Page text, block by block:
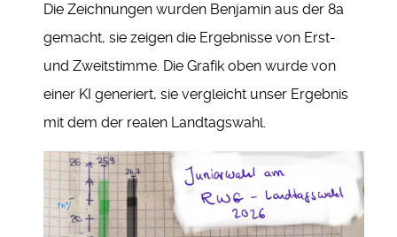
Die Zeichnungen wurden Benjamin aus der 8a
gemacht, sie zeigen die Ergebnisse von Erst-
und Zweitstimme. Die Grafik oben wurde von
einer KI generiert, sie vergleicht unser Ergebnis
mit dem der realen Landtagswahl.